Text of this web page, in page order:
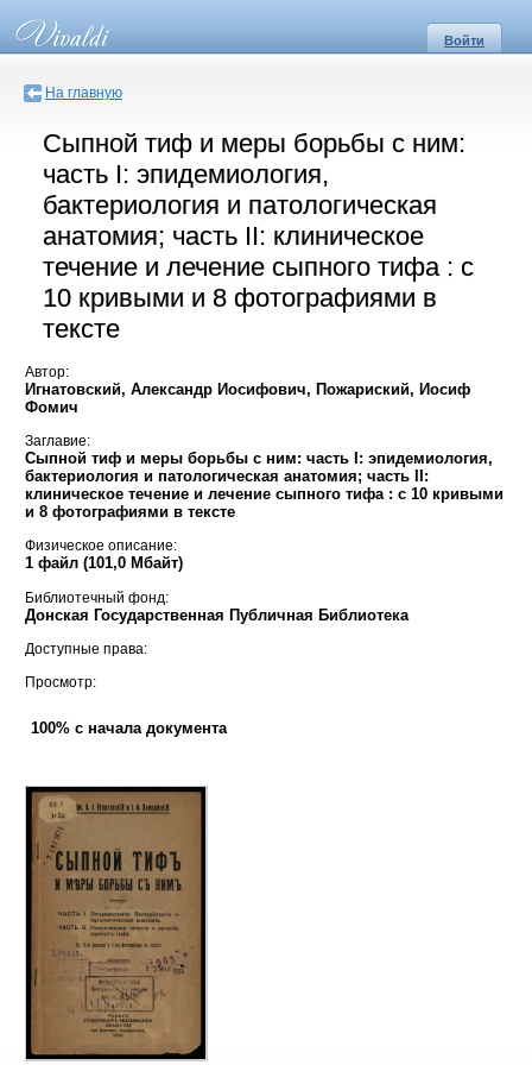
Войти
На главную
Сыпной тиф и меры борьбы с ним:
часть I: эпидемиология,
бактериология и патологическая
анатомия; часть II: клиническое
течение и лечение сыпного тифа : с
10 кривыми и 8 фотографиями в
тексте
Автор:
Игнатовский, Александр Иосифович, Пожариский, Иосиф
Фомич
Заглавие:
Сыпной тиф и меры борьбы с ним: часть I: эпидемиология,
бактериология и патологическая анатомия; часть II:
клиническое течение и лечение сыпного тифа : с 10 кривыми
и 8 фотографиями в тексте
Физическое описание:
1 файл (101,0 Мбайт)
Библиотечный фонд:
Донская Государственная Публичная Библиотека
Доступные права:
Просмотр:
100% с начала документа